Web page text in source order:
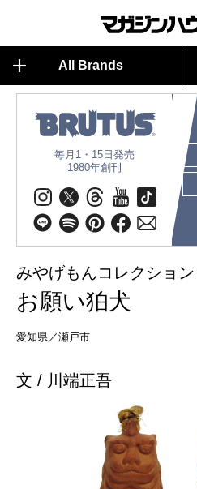
All Brands
毎月1・15日発売
1980年創刊
みやげもんコレクショ
お願い狛犬
愛知県／瀬戸市
文 / 川端正吾